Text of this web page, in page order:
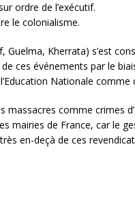
ordre de l’exécutif.
le colonialisme.
Guelma, Kherrata) s’est
ces événements par le
Nationale comme
massacres comme crimes
mairies de France, car le
en-deçà de ces